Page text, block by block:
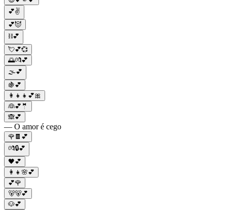
💕✌
💕😈
⛓💕
💘💕💞
🌅💏💕
🌫️💕
🍇💕
👩‍👧‍👧💕🎀
👰💕🤵
🙈💕
— O amor é cego
🌹🍫💕
💏🔒💕
🖤💕
👩‍👧🌸💕
💕🌹
🐻🐻💕
🐶💕